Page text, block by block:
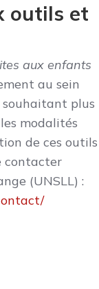
outils et
aux enfants
au sein
souhaitant plus
modalités
de ces outils
contacter
(UNSLL) :